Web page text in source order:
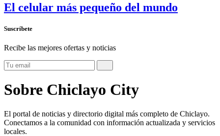
El celular más pequeño del mundo
Suscríbete
Recibe las mejores ofertas y noticias
Sobre Chiclayo City
El portal de noticias y directorio digital más completo de Chiclayo.
Conectamos a la comunidad con información actualizada y servicios
locales.